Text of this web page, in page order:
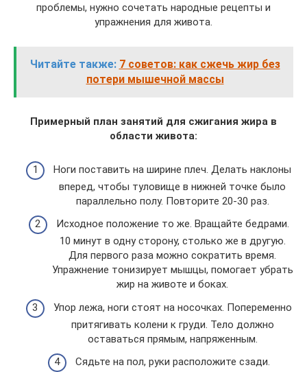
проблемы, нужно сочетать народные рецепты и
упражнения для живота.
Читайте также: 7 советов: как сжечь жир без
потери мышечной массы
Примерный план занятий для сжигания жира в
области живота:
Ноги поставить на ширине плеч. Делать наклоны
вперед, чтобы туловище в нижней точке было
параллельно полу. Повторите 20-30 раз.
Исходное положение то же. Вращайте бедрами.
10 минут в одну сторону, столько же в другую.
Для первого раза можно сократить время.
Упражнение тонизирует мышцы, помогает убрать
жир на животе и боках.
Упор лежа, ноги стоят на носочках. Попеременно
притягивать колени к груди. Тело должно
оставаться прямым, напряженным.
Сядьте на пол, руки расположите сзади.